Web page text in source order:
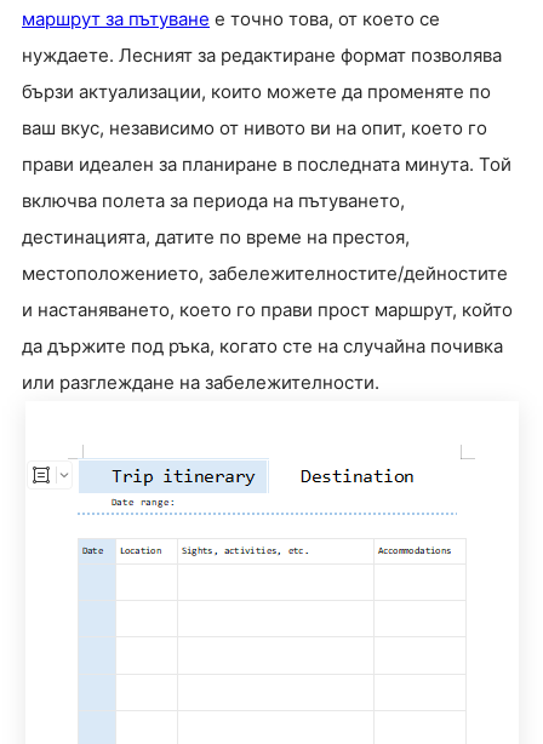
маршрут за пътуване е точно това, от което се
нуждаете. Лесният за редактиране формат позволява
бързи актуализации, които можете да променяте по
ваш вкус, независимо от нивото ви на опит, което го
прави идеален за планиране в последната минута. Той
включва полета за периода на пътуването,
дестинацията, датите по време на престоя,
местоположението, забележителностите/дейностите
и настаняването, което го прави прост маршрут, който
да държите под ръка, когато сте на случайна почивка
или разглеждане на забележителности.